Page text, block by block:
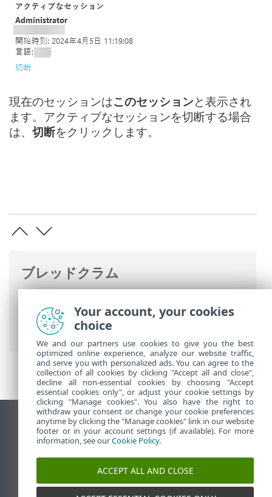
ブレッドクラム
On-Prem
>始めましょう>ESET PROTECT
Webコンソール> ユーザー設定
現在のセッションはこのセッションと表示され
ます。アクティブなセッションを切断する場合
は、 切断をクリックします。
デスクトップサイトの表示
End of Life
ESETナレッジベース
ESETフォーラム
ESET Status Portal
Your account, your cookies
choice
We and our partners use cookies to give you the best
optimized online experience, analyze our website traffic,
and serve you with personalized ads. You can agree to the
collection of all cookies by clicking "Accept all and close",
decline all non-essential cookies by choosing "Accept
essential cookies only", or adjust your cookie settings by
clicking "Manage cookies". You also have the right to
withdraw your consent or change your cookie preferences
anytime by clicking the "Manage cookies" link in our website
footer or in your account settings (if available). For more
information, see ourCookie Policy.
ACCEPT ALL AND CLOSE